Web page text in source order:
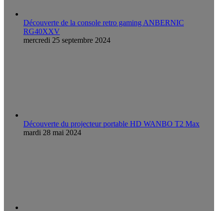
Découverte de la console retro gaming ANBERNIC
RG40XXV
mercredi 25 septembre 2024
Découverte du projecteur portable HD WANBO T2 Max
mardi 28 mai 2024